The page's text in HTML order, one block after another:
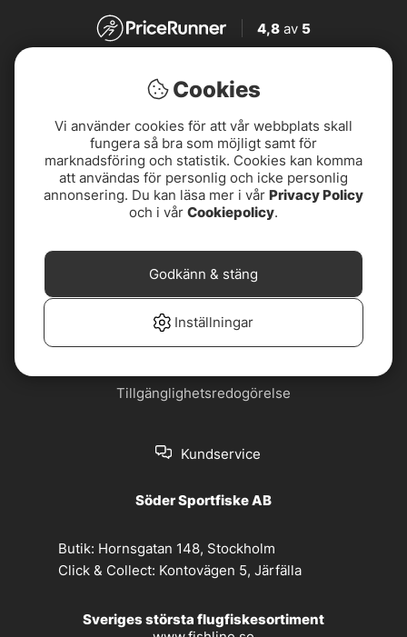
4,8 av 5
4,7
4,7av5
leveransvillkor
Nyhetsbrev
Om oss Privacy policy
Tillgänglighetsredogörelse
Kundservice
Söder Sportfiske AB
Butik: Hornsgatan 148, Stockholm
Click & Collect: Kontovägen 5, Järfälla
Sveriges största flugfiskesortiment
Cookies
Vi använder cookies för att vår webbplats skall
fungera så bra som möjligt samt för
marknadsföring och statistik. Cookies kan komma
att användas för personlig och icke personlig
annonsering. Du kan läsa mer i vår Privacy Policy
och i vår Cookiepolicy.
Inställningar
Godkänn & stäng